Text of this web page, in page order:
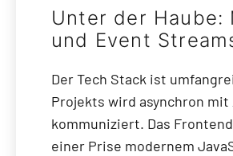
Unter der Haube:
und Event
Der Tech Stack ist
Projekts wird asynchron mit
kommuniziert. Das
einer Prise modernem